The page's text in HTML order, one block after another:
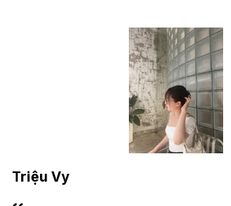
Triệu Vy